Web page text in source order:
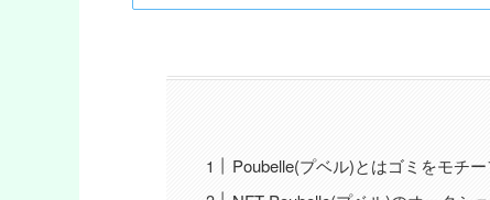
Poubelle(プベル)とはゴミをモチ